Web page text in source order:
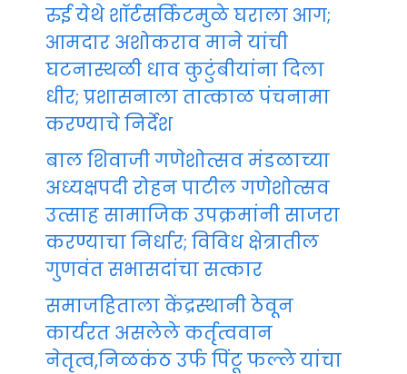
रुई येथे शॉर्टसर्किटमुळे घराला आग;
आमदार अशोकराव माने यांची
घटनास्थळी धाव कुटुंबीयांना दिला
धीर; प्रशासनाला तात्काळ पंचनामा
करण्याचे निर्देश
बाल शिवाजी गणेशोत्सव मंडळाच्या
अध्यक्षपदी रोहन पाटील गणेशोत्सव
उत्साह सामाजिक उपक्रमांनी साजरा
करण्याचा निर्धार; विविध क्षेत्रातील
गुणवंत सभासदांचा सत्कार
समाजहिताला केंद्रस्थानी ठेवून
कार्यरत असलेले कर्तृत्ववान
नेतृत्व,निळकंठ उर्फ पिंटू फल्ले यांचा